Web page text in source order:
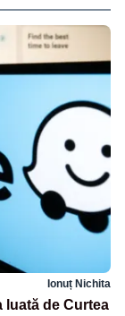
Ionuț Nichita
luată de Curtea